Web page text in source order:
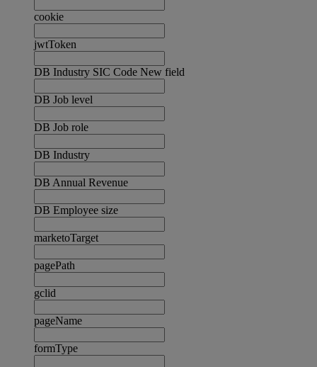
cookie
jwtToken
DB Industry SIC Code New field
DB Job level
DB Job role
DB Industry
DB Annual Revenue
DB Employee size
marketoTarget
pagePath
gclid
pageName
formType